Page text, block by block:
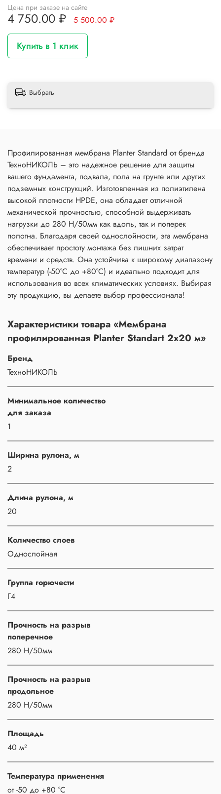
Цена при заказе на сайте
4 750.00 ₽ 5 500.00 ₽
Купить в 1 клик
Выбрать
Профилированная мембрана Planter Standard от бренда
ТехноНИКОЛЬ – это надежное решение для защиты
вашего фундамента, подвала, пола на грунте или других
подземных конструкций. Изготовленная из полиэтилена
высокой плотности HPDE, она обладает отличной
механической прочностью, способной выдерживать
нагрузки до 280 Н/50мм как вдоль, так и поперек
полотна. Благодаря своей однослойности, эта мембрана
обеспечивает простоту монтажа без лишних затрат
времени и средств. Она устойчива к широкому диапазону
температур (-50°C до +80°C) и идеально подходит для
использования во всех климатических условиях. Выбирая
эту продукцию, вы делаете выбор профессионала!
Характеристики товара «Мембрана
профилированная Planter Standart 2х20 м»
Бренд
ТехноНИКОЛЬ
Минимальное количество
для заказа
1
Ширина рулона, м
2
Длина рулона, м
20
Количество слоев
Однослойная
Группа горючести
Г4
Прочность на разрыв
поперечное
280 Н/50мм
Прочность на разрыв
продольное
280 Н/50мм
Площадь
40 м²
Температура применения
от -50 до +80 °C